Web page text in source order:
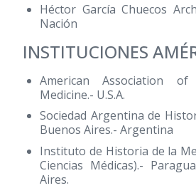
Héctor García Chuecos
Nación
INSTITUCIONES
American Association
Medicine.- U.S.A.
Sociedad Argentina de
Buenos Aires.- Argentina
Instituto de Historia de la
Ciencias Médicas).-
Aires.